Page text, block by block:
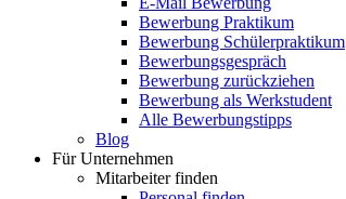
Bewerbung Praktikum
Bewerbung Schülerpraktikum
Bewerbungsgespräch
Bewerbung zurückziehen
Bewerbung als Werkstudent
Alle Bewerbungstipps
Blog
Für Unternehmen
Mitarbeiter finden